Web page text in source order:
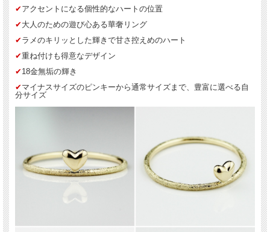
✔︎アクセントになる個性的なハートの位置
✔︎大人のための遊び心ある華奢リング
✔︎ラメのキリッとした輝きで甘さ控えめのハート
✔︎重ね付けも得意なデザイン
✔︎18金無垢の輝き
✔︎マイナスサイズのピンキーから通常サイズまで、豊富に選べる自
分サイズ